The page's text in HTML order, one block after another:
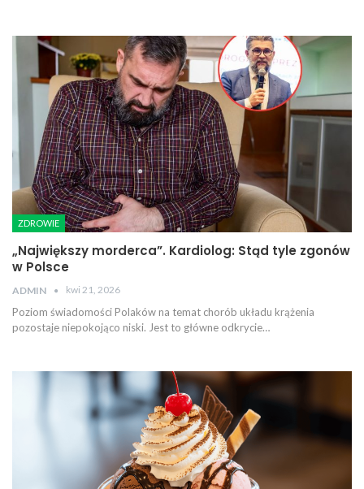
ZDROWIE
„Największy morderca”. Kardiolog: Stąd tyle zgonów
w Polsce
ADMIN kwi 21, 2026
Poziom świadomości Polaków na temat chorób układu krążenia
pozostaje niepokojąco niski. Jest to główne odkrycie…